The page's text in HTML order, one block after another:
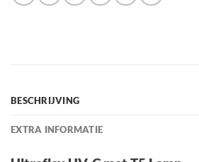
BESCHRIJVING
EXTRA INFORMATIE